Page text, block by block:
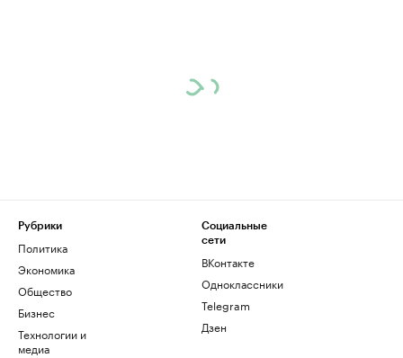
Рубрики
Политика
Экономика
Общество
Бизнес
Технологии и
медиа
Социальные
сети
ВКонтакте
Одноклассники
Telegram
Дзен